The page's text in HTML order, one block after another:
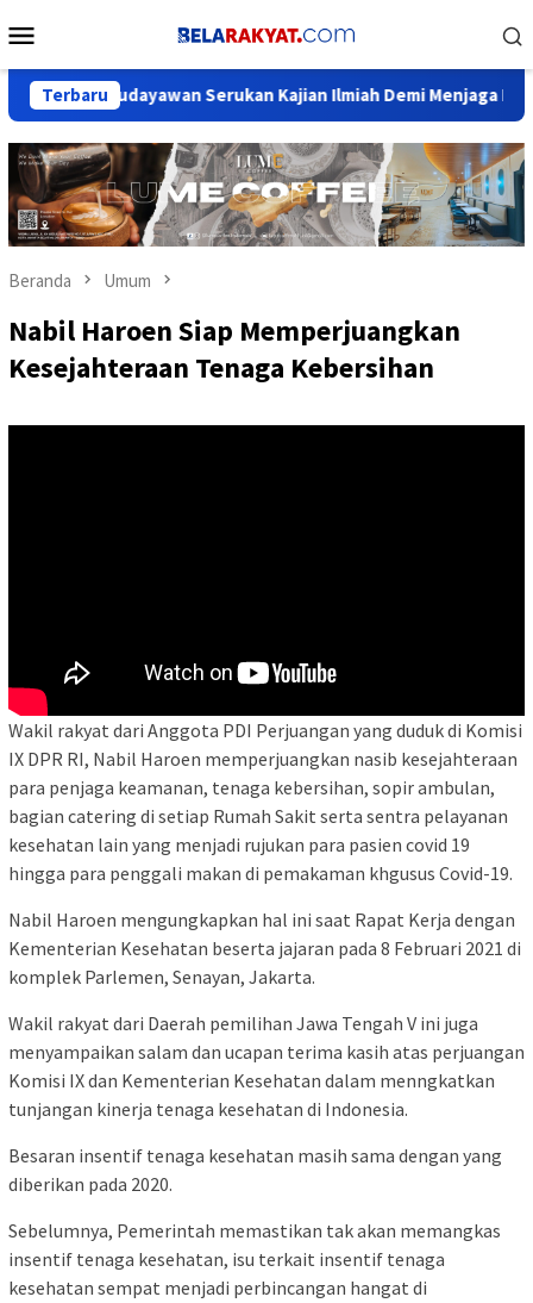
ke
Mobile
Terbaru
Budayawan Serukan Kajian Ilmiah Demi Menjaga Marwah
Beranda Umum
Nabil Haroen Siap Memperjuangkan
Kesejahteraan Tenaga Kebersihan
Wakil rakyat dari Anggota PDI Perjuangan yang duduk di Komisi
IX DPR RI, Nabil Haroen memperjuangkan nasib kesejahteraan
para penjaga keamanan, tenaga kebersihan, sopir ambulan,
bagian catering di setiap Rumah Sakit serta sentra pelayanan
kesehatan lain yang menjadi rujukan para pasien covid 19
hingga para penggali makan di pemakaman khgusus Covid-19.
Nabil Haroen mengungkapkan hal ini saat Rapat Kerja dengan
Kementerian Kesehatan beserta jajaran pada 8 Februari 2021 di
komplek Parlemen, Senayan, Jakarta.
Wakil rakyat dari Daerah pemilihan Jawa Tengah V ini juga
menyampaikan salam dan ucapan terima kasih atas perjuangan
Komisi IX dan Kementerian Kesehatan dalam menngkatkan
tunjangan kinerja tenaga kesehatan di Indonesia.
Besaran insentif tenaga kesehatan masih sama dengan yang
diberikan pada 2020.
Sebelumnya, Pemerintah memastikan tak akan memangkas
insentif tenaga kesehatan, isu terkait insentif tenaga
kesehatan sempat menjadi perbincangan hangat di